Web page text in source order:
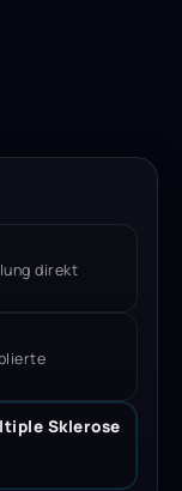
direkt
Sklerose